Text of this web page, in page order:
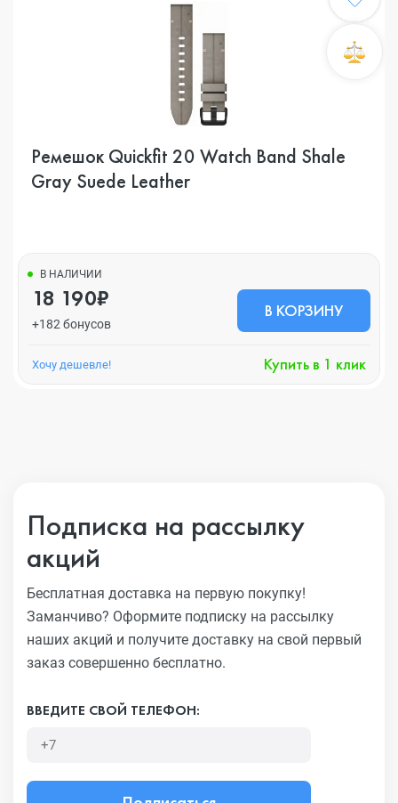
Ремешок Quickfit 20 Watch Band Shale
Gray Suede Leather
В НАЛИЧИИ
18 190₽
+182 бонусов
В КОРЗИНУ
Хочу дешевле! Купить в 1 клик
Подписка на рассылку
акций
Бесплатная доставка на первую покупку!
Заманчиво? Оформите подписку на рассылку
наших акций и получите доставку на свой первый
заказ совершенно бесплатно.
ВВЕДИТЕ СВОЙ ТЕЛЕФОН: